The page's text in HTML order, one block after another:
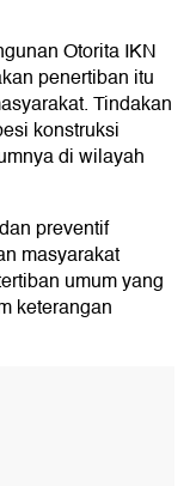
Otorita IKN
penertiban itu
Tindakan
konstruksi
di wilayah
preventif
masyarakat
umum yang
keterangan